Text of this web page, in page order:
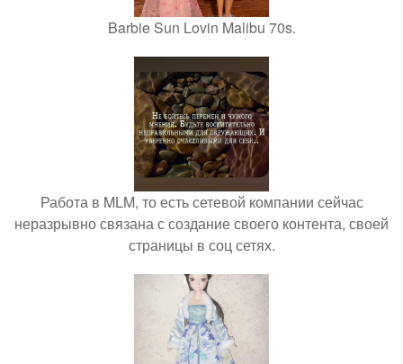
Barbie Sun Lovin Malibu 70s.
Работа в MLM, то есть сетевой компании сейчас
неразрывно связана с создание своего контента, своей
страницы в соц сетях.